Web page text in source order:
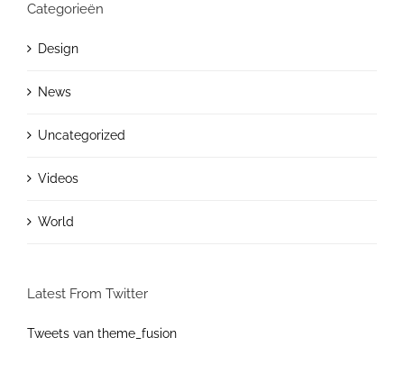
Categorieën
Design
News
Uncategorized
Videos
World
Latest From Twitter
Tweets van theme_fusion